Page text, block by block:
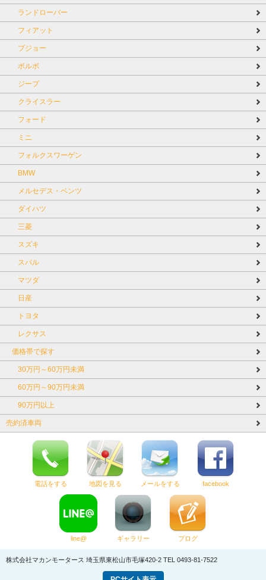
ランドローバー
フィアット
プジョー
ボルボ
ジープ
クライスラー
フォード
ミニ
フォルクスワーゲン
BMW
メルセデス・ベンツ
ダイハツ
三菱
スズキ
スバル
マツダ
日産
トヨタ
レクサス
価格帯で探す
30万円～60万円未満
60万円～90万円未満
90万円以上
売約済車両
電話をする 地図を見る メールをする facebook
line@ ギャラリー ブログ
株式会社マカンモータース 埼玉県東松山市毛塚420-2 TEL 0493-81-7522